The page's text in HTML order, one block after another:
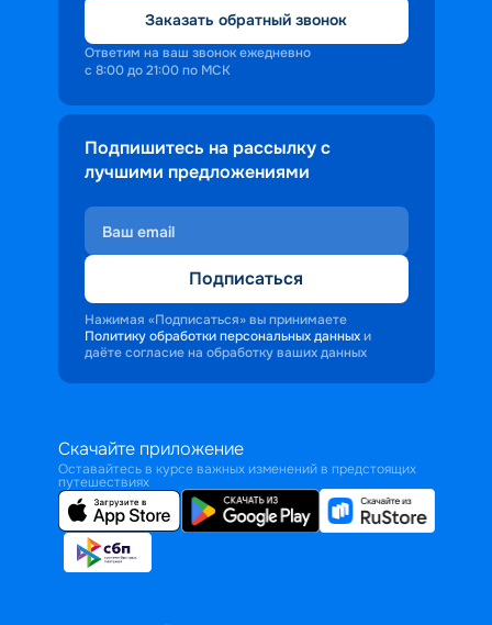
Заказать обратный звонок
Ответим на ваш звонок ежедневно
с 8:00 до 21:00 по МСК
Подпишитесь на рассылку с
лучшими предложениями
Подписаться
Нажимая «Подписаться» вы принимаете
Политику обработки персональных данных и
даёте согласие на обработку ваших данных
Скачайте приложение
Оставайтесь в курсе важных изменений в предстоящих
путешествиях